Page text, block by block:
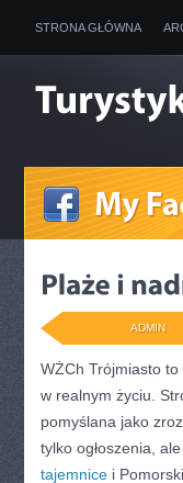
STRONA GŁÓWNA
ADMIN
WŻCh Trójmiasto
w realnym życiu.
pomyślana jako
tylko ogłoszenia,
tajemnice i